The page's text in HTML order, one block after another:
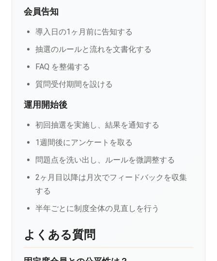
会員告知
導入日の1ヶ月前に告知する
抽選のルールと流れを文書化する
FAQ を整備する
質問受付期間を設ける
運用開始後
初回抽選を実施し、結果を通知する
1週間後にアンケートを取る
問題点を洗い出し、ルールを微調整する
2ヶ月目以降は月次でフィードバックを収集
する
半年ごとに制度全体の見直しを行う
よくある質問